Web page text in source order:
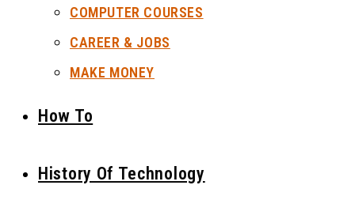
COMPUTER COURSES
CAREER & JOBS
MAKE MONEY
How To
History Of Technology